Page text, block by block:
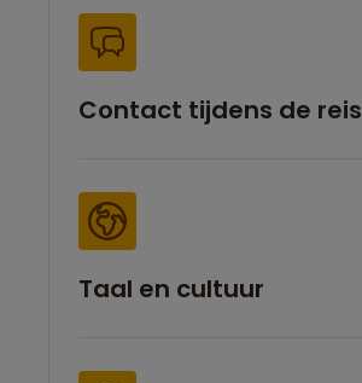
Contact tijdens de reis
Taal en cultuur